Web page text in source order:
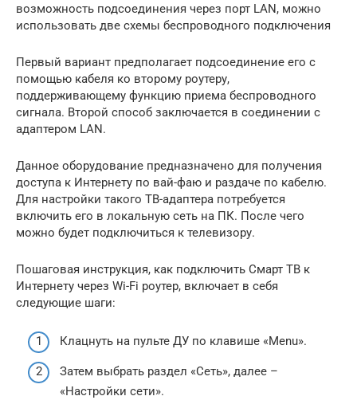
возможность подсоединения через порт LAN, можно
использовать две схемы беспроводного подключения
Первый вариант предполагает подсоединение его с
помощью кабеля ко второму роутеру,
поддерживающему функцию приема беспроводного
сигнала. Второй способ заключается в соединении с
адаптером LAN.
Данное оборудование предназначено для получения
доступа к Интернету по вай-фаю и раздаче по кабелю.
Для настройки такого ТВ-адаптера потребуется
включить его в локальную сеть на ПК. После чего
можно будет подключиться к телевизору.
Пошаговая инструкция, как подключить Смарт ТВ к
Интернету через Wi-Fi роутер, включает в себя
следующие шаги:
Клацнуть на пульте ДУ по клавише «Menu».
Затем выбрать раздел «Сеть», далее –
«Настройки сети».